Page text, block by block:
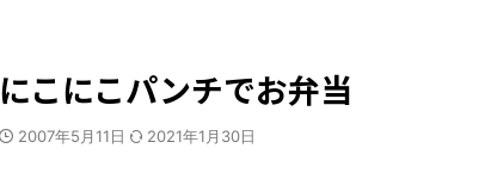
にこにこパンチでお弁当
2007年5月11日 2021年1月30日